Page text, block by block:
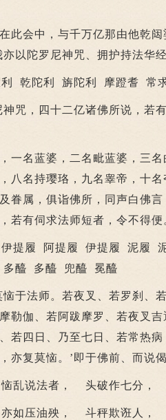
会中，与千万亿那由他乾闼
以陀罗尼神咒、拥护持法华经
乾陀利 旃陀利 摩蹬耆 常
，四十二亿诸佛所说，若
名蓝婆，二名毗蓝婆，三名
八名持璎珞，九名睾帝，十名
眷属，俱诣佛所，同声白佛
若有伺求法师短者，令不得便
履 阿提履 伊提履 泥履
醯 多醯 兜醯 冕醯
法师。若夜叉、若罗刹、
勒伽、若阿跋摩罗、若夜叉
若四日、乃至七日、若常热
亦复莫恼。’即于佛前、而说偈
说法者， 头破作七分，
压油殃， 斗秤欺诳人，